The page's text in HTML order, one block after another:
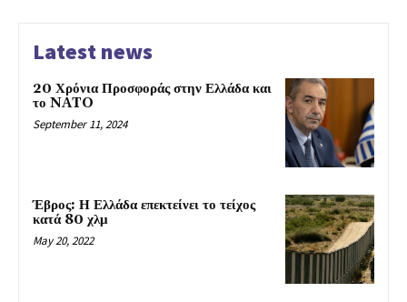
Latest news
20 Χρόνια Προσφοράς στην Ελλάδα και
το NATO
September 11, 2024
Έβρος: Η Ελλάδα επεκτείνει το τείχος
κατά 80 χλμ
May 20, 2022